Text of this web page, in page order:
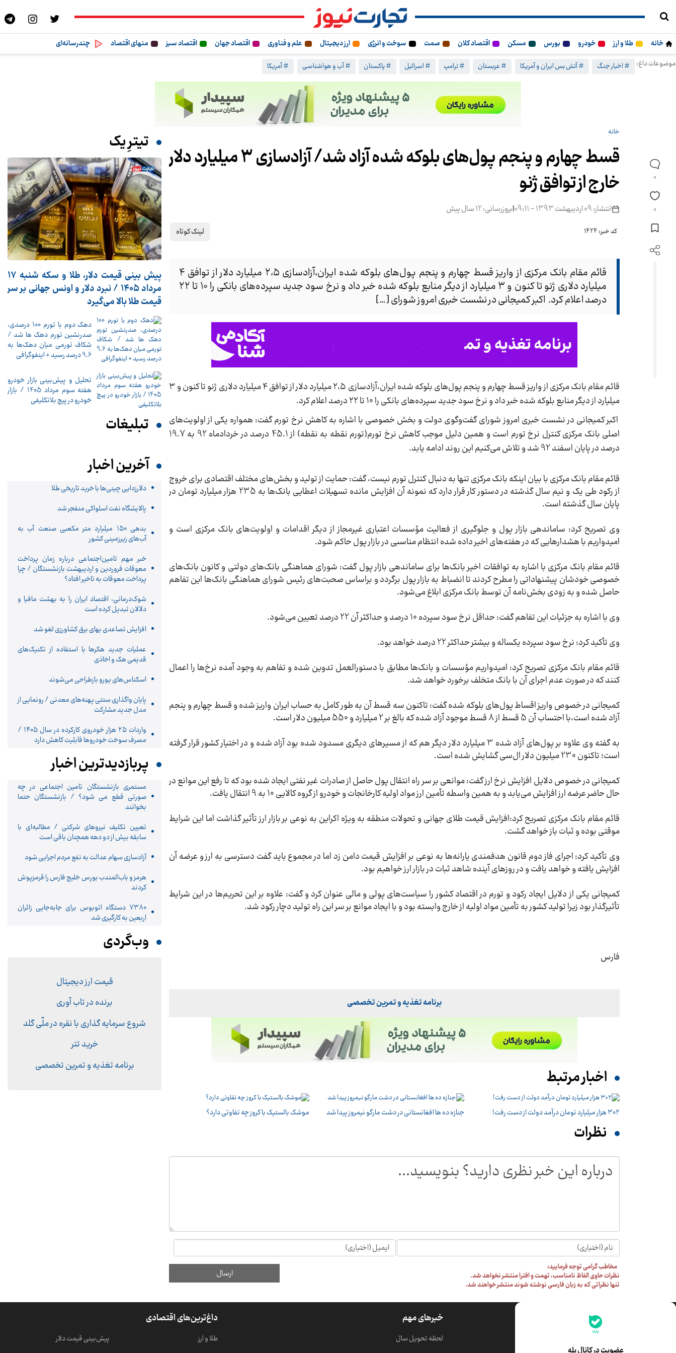
خانه طلا و ارز خودرو بورس مسکن اقتصاد کلان صمت سوخت و انرژی ارز دیجیتال علم و فناوری اقتصاد جهان اقتصاد سبز منهای اقتصاد
چندرسانه‌ای
موضوعات داغ:
# اخبار جنگ # آتش بس ایران و آمریکا # عربستان # ترامپ # اسرائیل # پاکستان # آب و هواشناسی # آمریکا
0
0
خانه
قسط چهارم و پنجم پول‌های بلوکه شده آزاد شد/ آزادسازی ۳ میلیارد دلار
خارج از توافق ژنو
انتشار: 09 اردیبهشت 1393 - 09:11 |بروزرسانی: 12 سال پیش
کد خبر: 1424 لینک کوتاه
قائم مقام بانک مرکزی از واریز قسط چهارم و پنجم پول‌های بلوکه شده ایران،آزاد‌سازی ۲،۵ میلیارد دلار از توافق ۴
میلیارد دلاری ژنو تا کنون و ۳ میلیارد از دیگر منابع بلوکه شده خبر داد و نرخ سود جدید سپرده‌های بانکی را ۱۰ تا ۲۲
درصد اعلام کرد. اکبر کمیجانی در نشست خبری امروز شورای […]
قائم مقام بانک مرکزی از واریز قسط چهارم و پنجم پول‌های بلوکه شده ایران،آزاد‌سازی ۲،۵ میلیارد دلار از توافق ۴ میلیارد دلاری ژنو تا کنون و ۳
میلیارد از دیگر منابع بلوکه شده خبر داد و نرخ سود جدید سپرده‌های بانکی را ۱۰ تا ۲۲ درصد اعلام کرد.
اکبر کمیجانی در نشست خبری امروز شورای گفت‌وگوی دولت و بخش خصوصی با اشاره به کاهش نرخ تورم گفت:‌ همواره یکی از اولویت‌های
اصلی بانک مرکزی کنترل نرخ تورم است و همین دلیل موجب کاهش نرخ تورم(تورم نقطه به نقطه) از 45.1 درصد در خردادماه 92 به 19.7
درصد در پایان اسفند 92 شد و تلاش می‌کنیم این روند ادامه یابد.
قائم مقام بانک مرکزی با بیان اینکه بانک مرکزی تنها به دنبال کنترل تورم نیست، گفت: حمایت از تولید و بخش‌های مختلف اقتصادی برای خروج
از رکود طی یک و نیم سال گذشته در دستور کار قرار دارد که نمونه آن افزایش مانده تسهیلات اعطایی بانک‌ها به 235 هزار میلیارد تومان در
پایان سال گذشته است.
وی تصریح کرد: ساماندهی بازار پول و جلوگیری از فعالیت مؤسسات اعتباری غیرمجاز از دیگر اقدامات و اولویت‌های بانک مرکزی است و
امیدواریم با هشدارهایی که در هفته‌های اخیر داده شده انتظام مناسبی در بازار پول حاکم شود.
قائم مقام بانک مرکزی با اشاره به توافقات اخیر بانک‌ها برای ساماندهی بازار پول گفت: شورای هماهنگی بانک‌های دولتی و کانون بانک‌های
خصوصی خودشان پیشنهاداتی را مطرح کردند تا انضباط به بازار پول برگردد و براساس صحبت‌های رئیس شورای هماهنگی بانک‌ها این تفاهم
حاصل شده و به زودی بخش‌نامه آن توسط بانک مرکزی ابلاغ می‌شود.
وی با اشاره به جزئیات این تفاهم گفت: حداقل نرخ سود سپرده 10 درصد و حداکثر آن 22 درصد تعیین می‌شود.
وی تأکید کرد: نرخ سود سپرده یکساله و بیشتر حداکثر 22 درصد خواهد بود.
قائم مقام بانک مرکزی تصریح کرد:‌ امیدواریم مؤسسات و بانک‌ها مطابق با دستورالعمل تدوین شده و تفاهم به وجود آمده نرخ‌ها را اعمال
کنند که در صورت عدم اجرای آن با بانک متخلف برخورد خواهد شد.
کمیجانی در خصوص واریز اقساط پول‌های بلوکه شده گفت: تاکنون سه قسط آن به طور کامل به حساب ایران واریز شده و قسط چهارم و پنجم
آزاد شده است،با احتساب آن 5 قسط از 8 قسط موجود آزاد شده که بالغ بر 2 میلیارد و 550 میلیون دلار است.
به گفته وی علاوه بر پول‌های آزاد شده 3 میلیارد دلار دیگر هم که از مسیرهای دیگری مسدود شده بود آزاد شده و در اختیار کشور قرار گرفته
است؛ تاکنون 230 میلیون دلار ال‌سی گشایش شده است.
کمیجانی در خصوص دلایل افزایش نرخ ارز گفت: موانعی بر سر راه انتقال پول‌ حاصل از صادرات غیر نفتی ایجاد شده بود که تا رفع این موانع در
حال حاضر عرضه ارز افزایش می‌یابد و به همین واسطه تأمین ارز مواد اولیه کارخانجات و خودرو از گروه کالایی 10 به 9 انتقال یافت.
قائم مقام بانک مرکزی تصریح کرد:‌افزایش قیمت طلای جهانی و تحولات منطقه به ویژه اکراین به نوعی بر بازار ارز تأثیر گذاشت اما این شرایط
موقتی بوده و ثبات باز خواهد گشت.
وی تأکید کرد: اجرای فاز دوم قانون هدفمندی یارانه‌ها به نوعی بر افزایش قیمت دامن زد اما در مجموع باید گفت دسترسی به ارز و عرضه آن
افزایش یافته و خواهد یافت و در روزهای آینده شاهد ثبات در بازار ارز خواهیم بود.
کمیجانی یکی از دلایل ایجاد رکود و تورم در اقتصاد کشور را سیاست‌های پولی و مالی عنوان کرد و گفت: علاوه بر این تحریم‌ها در این شرایط
تأثیرگذار بود زیرا تولید کشور به تأمین مواد اولیه از خارج وابسته بود و با ایجاد موانع بر سر این راه تولید دچار رکود شد.
فارس
برنامه تغذیه و تمرین تخصصی
اخبار مرتبط
۳۰۲ هزار میلیارد تومان درآمد دولت از دست رفت! جنازه ده ها افغانستانی در دشت مارگو نیمروز پیدا شد موشک بالستیک با کروز چه تفاوتی دارد؟
نظرات
مخاطب گرامی توجه فرمایید:
نظرات حاوی الفاظ نامناسب، تهمت و افترا منتشر نخواهد شد.
تنها نظراتی که به زبان فارسی نوشته شوند منتشر خواهند شد.
تیترِ یک
پیش ‌بینی قیمت دلار، طلا و سکه شنبه ۱۷
مرداد ۱۴۰۵ / نبرد دلار و اونس جهانی بر سر
قیمت طلا بالا می‌گیرد
دهک دوم با تورم 100 درصدی،
صدرنشین تورم دهک ها شد /
شکاف تورمی میان دهک‌ها به
9.6 درصد رسید + اینفوگرافی
تحلیل و پیش‌بینی بازار خودرو
هفته سوم مرداد 1405 / بازار
خودرو در پیچ بلاتکلیفی
تبلیغات
آخرین اخبار
دلارزدایی چینی‌ها با خرید تاریخی طلا
پالایشگاه نفت اسلواکی منفجر شد
بدهی ۱۵۰ میلیارد متر مکعبی صنعت آب به
آب‌های زیرزمینی کشور
خبر مهم تامین‌اجتماعی درباره زمان پرداخت
معوقات فروردین و اردیبهشت بازنشستگان / چرا
پرداخت معوقات به تاخیر افتاد؟
شوک‌درمانی، اقتصاد ایران را به بهشت مافیا و
دلالان تبدیل کرده است
افزایش تصاعدی بهای برق کشاورزی لغو شد
عملیات جدید هکرها با استفاده از تکنیک‌های
قدیمی هک و اخاذی
اسکناس‌های یورو بازطراحی می‌شوند
پایان واگذاری‌ سنتی پهنه‌های معدنی / رونمایی از
مدل جدید مشارکت
واردات ۲۵ هزار خودروی کارکرده در سال ۱۴۰۵ /
مصرف سوخت خودرو‌ها قابلیت کاهش دارد
پربازدیدترین اخبار
مستمری بازنشستگان تامین اجتماعی در چه
صورتی قطع می شود؟ / بازنشستگان حتما
بخوانند
تعیین تکلیف نیروهای شرکتی / مطالبه‌ای با
سابقه بیش از دو دهه همچنان باقی است
آزادسازی سهام عدالت به نفع مردم اجرایی شود
هرمز و باب‌المندب بورس خلیج فارس را قرمزپوش
کردند
۷۳۸۰ دستگاه اتوبوس برای جابه‌جایی زائران
اربعین به‌ کارگیری شد
وب‌گردی
قیمت ارز دیجیتال
برنده در تاب آوری
شروع سرمایه گذاری با نقره در ملّی گلد
خرید تتر
برنامه تغذیه و تمرین تخصصی
خبرهای مهم
لحظه تحویل سال
داغ‌ترین‌های اقتصادی
طلا و ارز
پیش‌بینی قیمت دلار